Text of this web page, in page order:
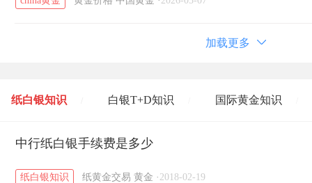
加载更多
纸白银知识 白银T+D知识 国际黄金知识
黄金T+D知识 / 粤贵银知识
中行纸白银手续费是多少
纸白银知识 纸黄金交易 黄金 · 2018-02-19